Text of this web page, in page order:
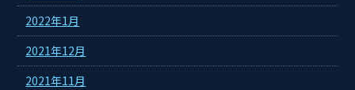
2022年1月
2021年12月
2021年11月